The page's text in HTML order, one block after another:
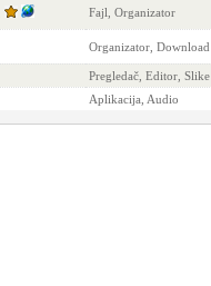
Fajl, Organizator
Organizator, Download
Pregledač, Editor, Slike
Aplikacija, Audio